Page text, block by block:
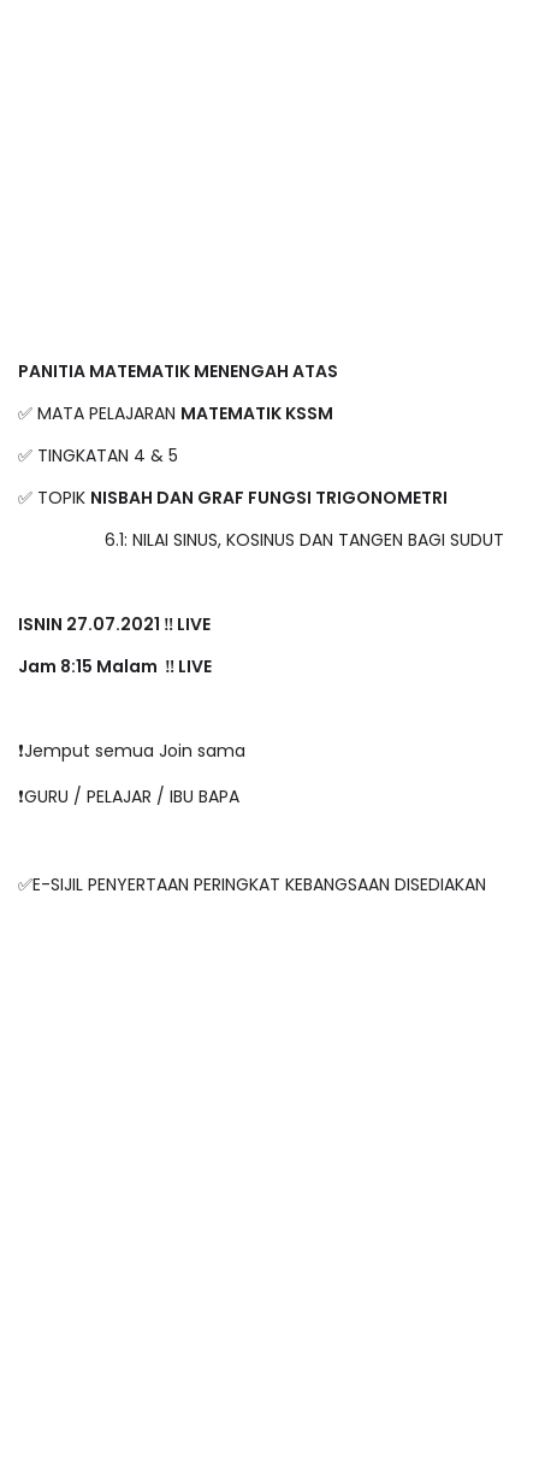
PANITIA MATEMATIK MENENGAH ATAS
✅ MATA PELAJARAN MATEMATIK KSSM
✅ TINGKATAN 4 & 5
✅ TOPIK NISBAH DAN GRAF FUNGSI TRIGONOMETRI
6.1: NILAI SINUS, KOSINUS DAN TANGEN BAGI SUDUT
ISNIN 27.07.2021 ‼️ LIVE
Jam 8:15 Malam ‼️ LIVE
❗️Jemput semua Join sama
❗️GURU / PELAJAR / IBU BAPA
✅E-SIJIL PENYERTAAN PERINGKAT KEBANGSAAN DISEDIAKAN